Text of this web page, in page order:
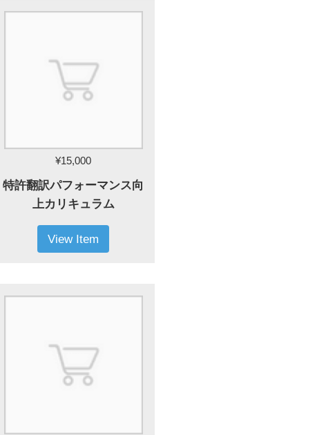
¥15,000
特許翻訳パフォーマンス向
上カリキュラム
View Item